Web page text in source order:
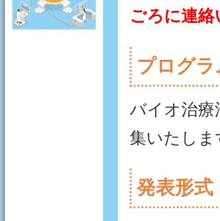
ごろに連
プログラ
バイオ治療
集いたしま
発表形式